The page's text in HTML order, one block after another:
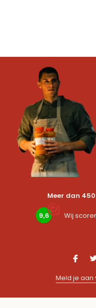
Meer dan
9,6 Wij
Meld je